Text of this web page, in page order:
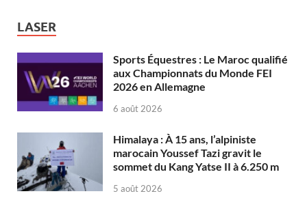
LASER
Sports Équestres : Le Maroc qualifié
aux Championnats du Monde FEI
2026 en Allemagne
6 août 2026
Himalaya : À 15 ans, l’alpiniste
marocain Youssef Tazi gravit le
sommet du Kang Yatse II à 6.250 m
5 août 2026